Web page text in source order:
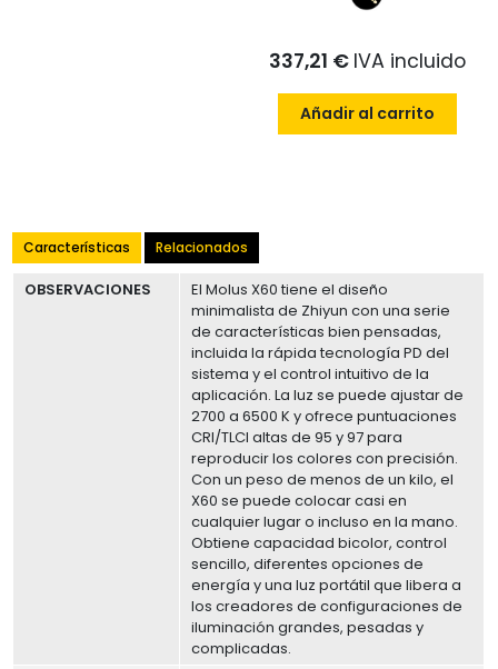
337,21 € IVA incluido
Añadir al carrito
Características Relacionados
OBSERVACIONES
El Molus X60 tiene el diseño
minimalista de Zhiyun con una serie
de características bien pensadas,
incluida la rápida tecnología PD del
sistema y el control intuitivo de la
aplicación. La luz se puede ajustar de
2700 a 6500 K y ofrece puntuaciones
CRI/TLCI altas de 95 y 97 para
reproducir los colores con precisión.
Con un peso de menos de un kilo, el
X60 se puede colocar casi en
cualquier lugar o incluso en la mano.
Obtiene capacidad bicolor, control
sencillo, diferentes opciones de
energía y una luz portátil que libera a
los creadores de configuraciones de
iluminación grandes, pesadas y
complicadas.